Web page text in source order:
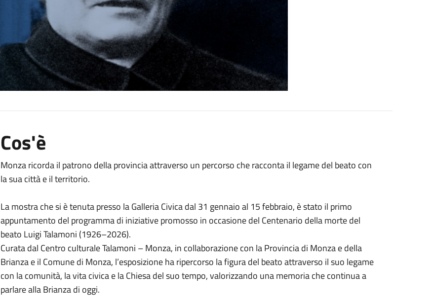
Cos'è
Monza ricorda il patrono della provincia attraverso un percorso che racconta il legame del beato con
la sua città e il territorio.
La mostra che si è tenuta presso la Galleria Civica dal 31 gennaio al 15 febbraio, è stato il primo
appuntamento del programma di iniziative promosso in occasione del Centenario della morte del
beato Luigi Talamoni (1926–2026).
Curata dal Centro culturale Talamoni – Monza, in collaborazione con la Provincia di Monza e della
Brianza e il Comune di Monza, l’esposizione ha ripercorso la figura del beato attraverso il suo legame
con la comunità, la vita civica e la Chiesa del suo tempo, valorizzando una memoria che continua a
parlare alla Brianza di oggi.